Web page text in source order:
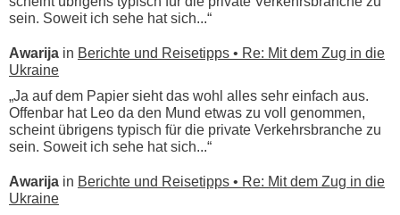
sein. Soweit ich sehe hat sich...“
Awarija in Berichte und Reisetipps • Re: Mit dem Zug in die
Ukraine
„Ja auf dem Papier sieht das wohl alles sehr einfach aus.
Offenbar hat Leo da den Mund etwas zu voll genommen,
scheint übrigens typisch für die private Verkehrsbranche zu
sein. Soweit ich sehe hat sich...“
Awarija in Berichte und Reisetipps • Re: Mit dem Zug in die
Ukraine